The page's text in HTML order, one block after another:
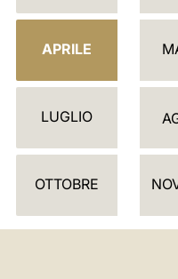
L
D
R
APRILE
LUGLIO
OTTOBRE